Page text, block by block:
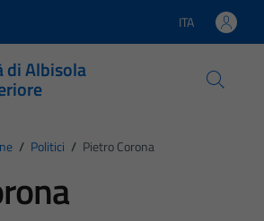
Lingua attiva:
ITA
di Albisola
/ Politici / Pietro Corona